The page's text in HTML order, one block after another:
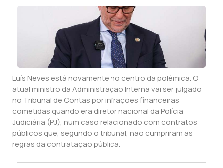
Luís Neves está novamente no centro da polémica. O
atual ministro da Administração Interna vai ser julgado
no Tribunal de Contas por infrações financeiras
cometidas quando era diretor nacional da Polícia
Judiciária (PJ), num caso relacionado com contratos
públicos que, segundo o tribunal, não cumpriram as
regras da contratação pública.